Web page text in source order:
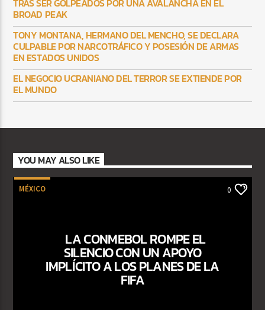
BROAD PEAK
TONY MONTANA, HERMANO DEL MENCHO, SE DECLARA
CULPABLE POR NARCOTRÁFICO Y POSESIÓN DE ARMAS
EN ESTADOS UNIDOS
EL NEGOCIO UCRANIANO DEL TERROR SE EXTIENDE POR
EL MUNDO
YOU MAY ALSO LIKE
MÉXICO 0
LA CONMEBOL ROMPE EL
SILENCIO CON UN APOYO
IMPLÍCITO A LOS PLANES DE LA
FIFA